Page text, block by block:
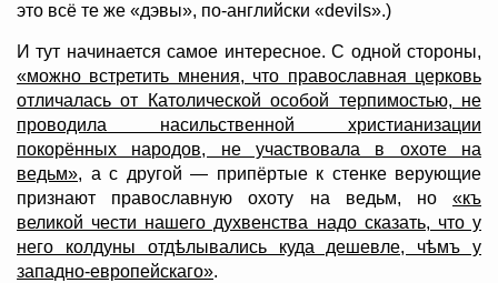
это всё те же «дэвы», по-английски «devils».)
И тут начинается самое интересное. С одной стороны,
«можно встретить мнения, что православная церковь
отличалась от Католической особой терпимостью, не
проводила насильственной христианизации
покорённых народов, не участвовала в охоте на
ведьм», а с другой — припёртые к стенке верующие
признают православную охоту на ведьм, но «къ
великой чести нашего духвенства надо сказать, что у
него колдуны отдѣлывались куда дешевле, чѣмъ у
западно-европейскаго».